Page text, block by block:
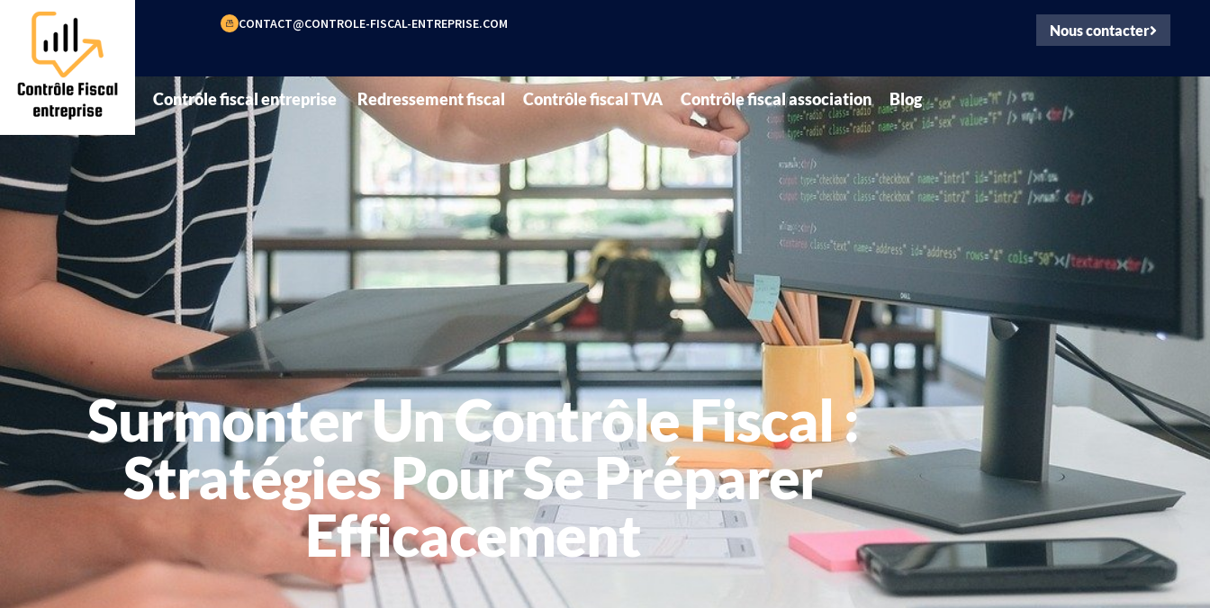
CONTACT@CONTROLE-FISCAL-ENTREPRISE.COM Nous contacter
Contrôle fiscal entreprise Redressement fiscal Contrôle fiscal TVA Contrôle fiscal association Blog
Surmonter Un Contrôle Fiscal :
Stratégies Pour Se Préparer
Efficacement